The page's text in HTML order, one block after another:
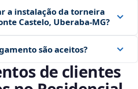
a instalação da torneira
Castelo, Uberaba‑MG?
são aceitos?
de clientes